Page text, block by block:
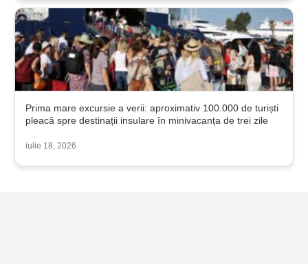
Prima mare excursie a verii: aproximativ 100.000 de turiști
pleacă spre destinații insulare în minivacanța de trei zile
iulie 18, 2026